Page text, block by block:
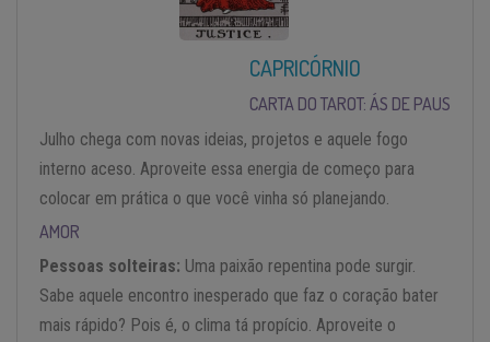
CAPRICÓRNIO
CARTA DO TAROT: ÁS DE PAUS
Julho chega com novas ideias, projetos e aquele fogo
interno aceso. Aproveite essa energia de começo para
colocar em prática o que você vinha só planejando.
AMOR
Pessoas solteiras: Uma paixão repentina pode surgir.
Sabe aquele encontro inesperado que faz o coração bater
mais rápido? Pois é, o clima tá propício. Aproveite o